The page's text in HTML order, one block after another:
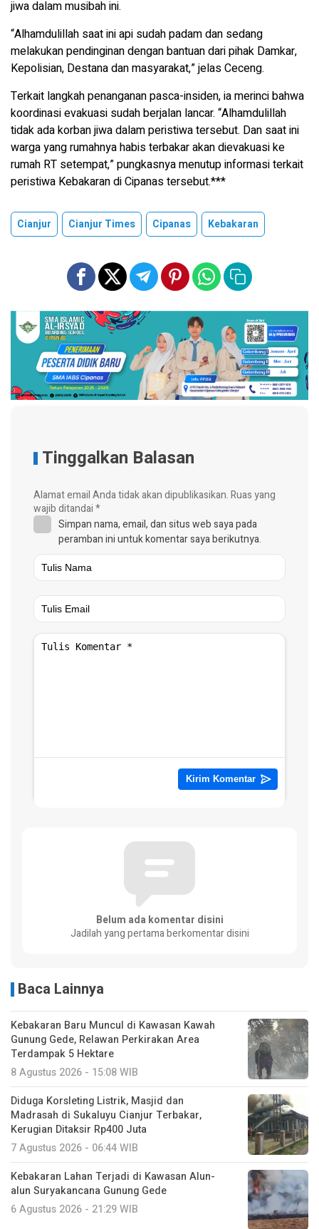
jiwa dalam musibah ini.
“Alhamdulillah saat ini api sudah padam dan sedang
melakukan pendinginan dengan bantuan dari pihak Damkar,
Kepolisian, Destana dan masyarakat,” jelas Ceceng.
Terkait langkah penanganan pasca-insiden, ia merinci bahwa
koordinasi evakuasi sudah berjalan lancar. “Alhamdulillah
tidak ada korban jiwa dalam peristiwa tersebut. Dan saat ini
warga yang rumahnya habis terbakar akan dievakuasi ke
rumah RT setempat,” pungkasnya menutup informasi terkait
peristiwa Kebakaran di Cipanas tersebut.***
Cianjur Cianjur Times Cipanas Kebakaran
Tinggalkan Balasan
Alamat email Anda tidak akan dipublikasikan.Ruas yang
wajib ditandai*
Simpan nama, email, dan situs web saya pada
peramban ini untuk komentar saya berikutnya.
Belum ada komentar disini
Jadilah yang pertama berkomentar disini
Baca Lainnya
Kebakaran Baru Muncul di Kawasan Kawah
Gunung Gede, Relawan Perkirakan Area
Terdampak 5 Hektare
8 Agustus 2026 - 15:08 WIB
Diduga Korsleting Listrik, Masjid dan
Madrasah di Sukaluyu Cianjur Terbakar,
Kerugian Ditaksir Rp400 Juta
7 Agustus 2026 - 06:44 WIB
Kebakaran Lahan Terjadi di Kawasan Alun-
alun Suryakancana Gunung Gede
6 Agustus 2026 - 21:29 WIB